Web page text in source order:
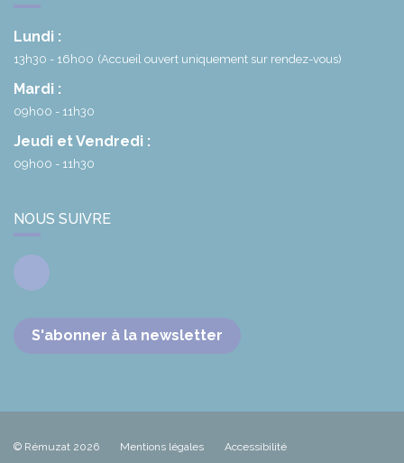
Lundi :
13h30 - 16h00 (Accueil ouvert uniquement sur rendez-vous)
Mardi :
09h00 - 11h30
Jeudi et Vendredi :
09h00 - 11h30
NOUS SUIVRE
Facebook
S'abonner à la newsletter
© Rémuzat 2026 Mentions légales
Accessibilité